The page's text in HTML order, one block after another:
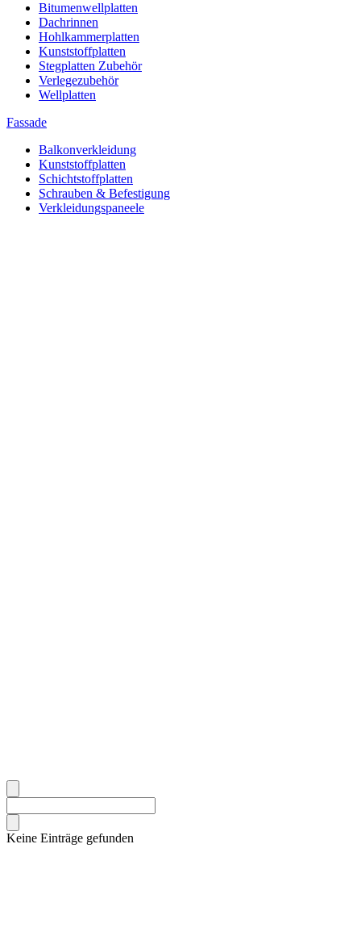
Bitumenwellplatten
Dachrinnen
Hohlkammerplatten
Kunststoffplatten
Stegplatten Zubehör
Verlegezubehör
Wellplatten
Fassade
Balkonverkleidung
Kunststoffplatten
Schichtstoffplatten
Schrauben & Befestigung
Verkleidungspaneele
Keine Einträge gefunden